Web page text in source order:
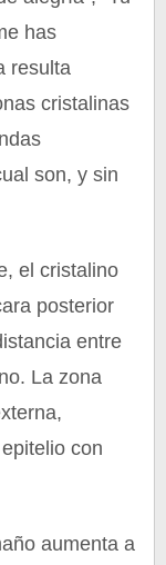
has
resulta
cristalinas
son, y sin
el cristalino
posterior
entre
La zona
con
aumenta a